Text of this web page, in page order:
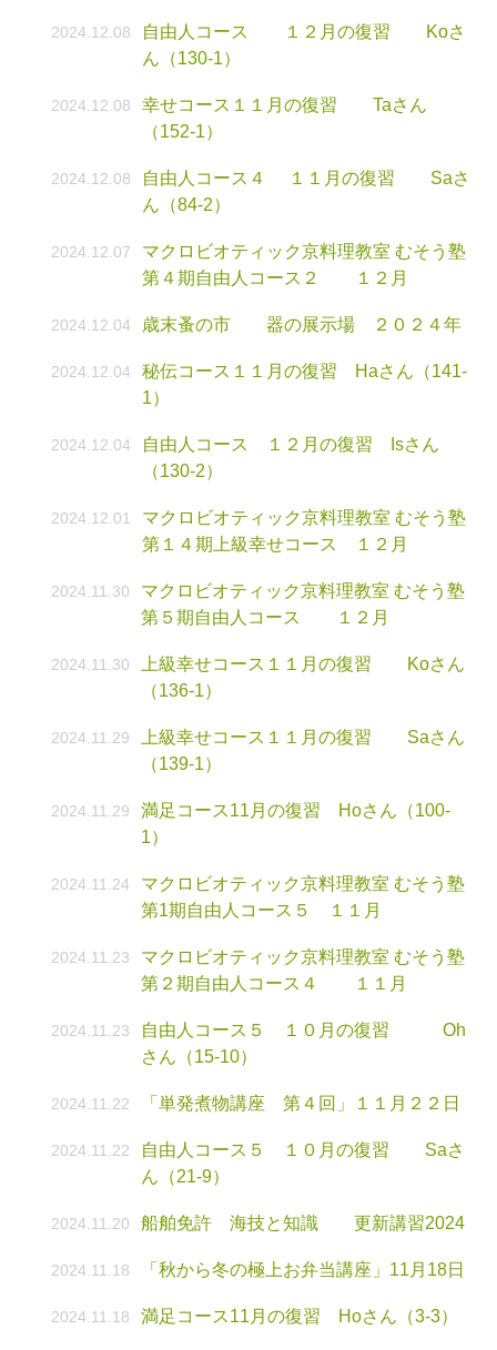
2024.12.08
自由人コース １２月の復習 Koさ
ん（130-1）
2024.12.08
幸せコース１１月の復習 Taさん
（152-1）
2024.12.08
自由人コース４ １１月の復習 Saさ
ん（84-2）
2024.12.07
マクロビオティック京料理教室 むそう塾
第４期自由人コース２ １２月
2024.12.04 歳末蚤の市 器の展示場 ２０２４年
2024.12.04
秘伝コース１１月の復習 Haさん（141-
1）
2024.12.04
自由人コース １２月の復習 Isさん
（130-2）
2024.12.01
マクロビオティック京料理教室 むそう塾
第１４期上級幸せコース １２月
2024.11.30
マクロビオティック京料理教室 むそう塾
第５期自由人コース １２月
2024.11.30
上級幸せコース１１月の復習 Koさん
（136-1）
2024.11.29
上級幸せコース１１月の復習 Saさん
（139-1）
2024.11.29
満足コース11月の復習 Hoさん（100-
1）
2024.11.24
マクロビオティック京料理教室 むそう塾
第1期自由人コース５ １１月
2024.11.23
マクロビオティック京料理教室 むそう塾
第２期自由人コース４ １１月
2024.11.23
自由人コース５ １０月の復習 Oh
さん（15-10）
2024.11.22 「単発煮物講座 第４回」１１月２２日
2024.11.22
自由人コース５ １０月の復習 Saさ
ん（21-9）
2024.11.20 船舶免許 海技と知識 更新講習2024
2024.11.18 「秋から冬の極上お弁当講座」11月18日
2024.11.18 満足コース11月の復習 Hoさん（3-3）